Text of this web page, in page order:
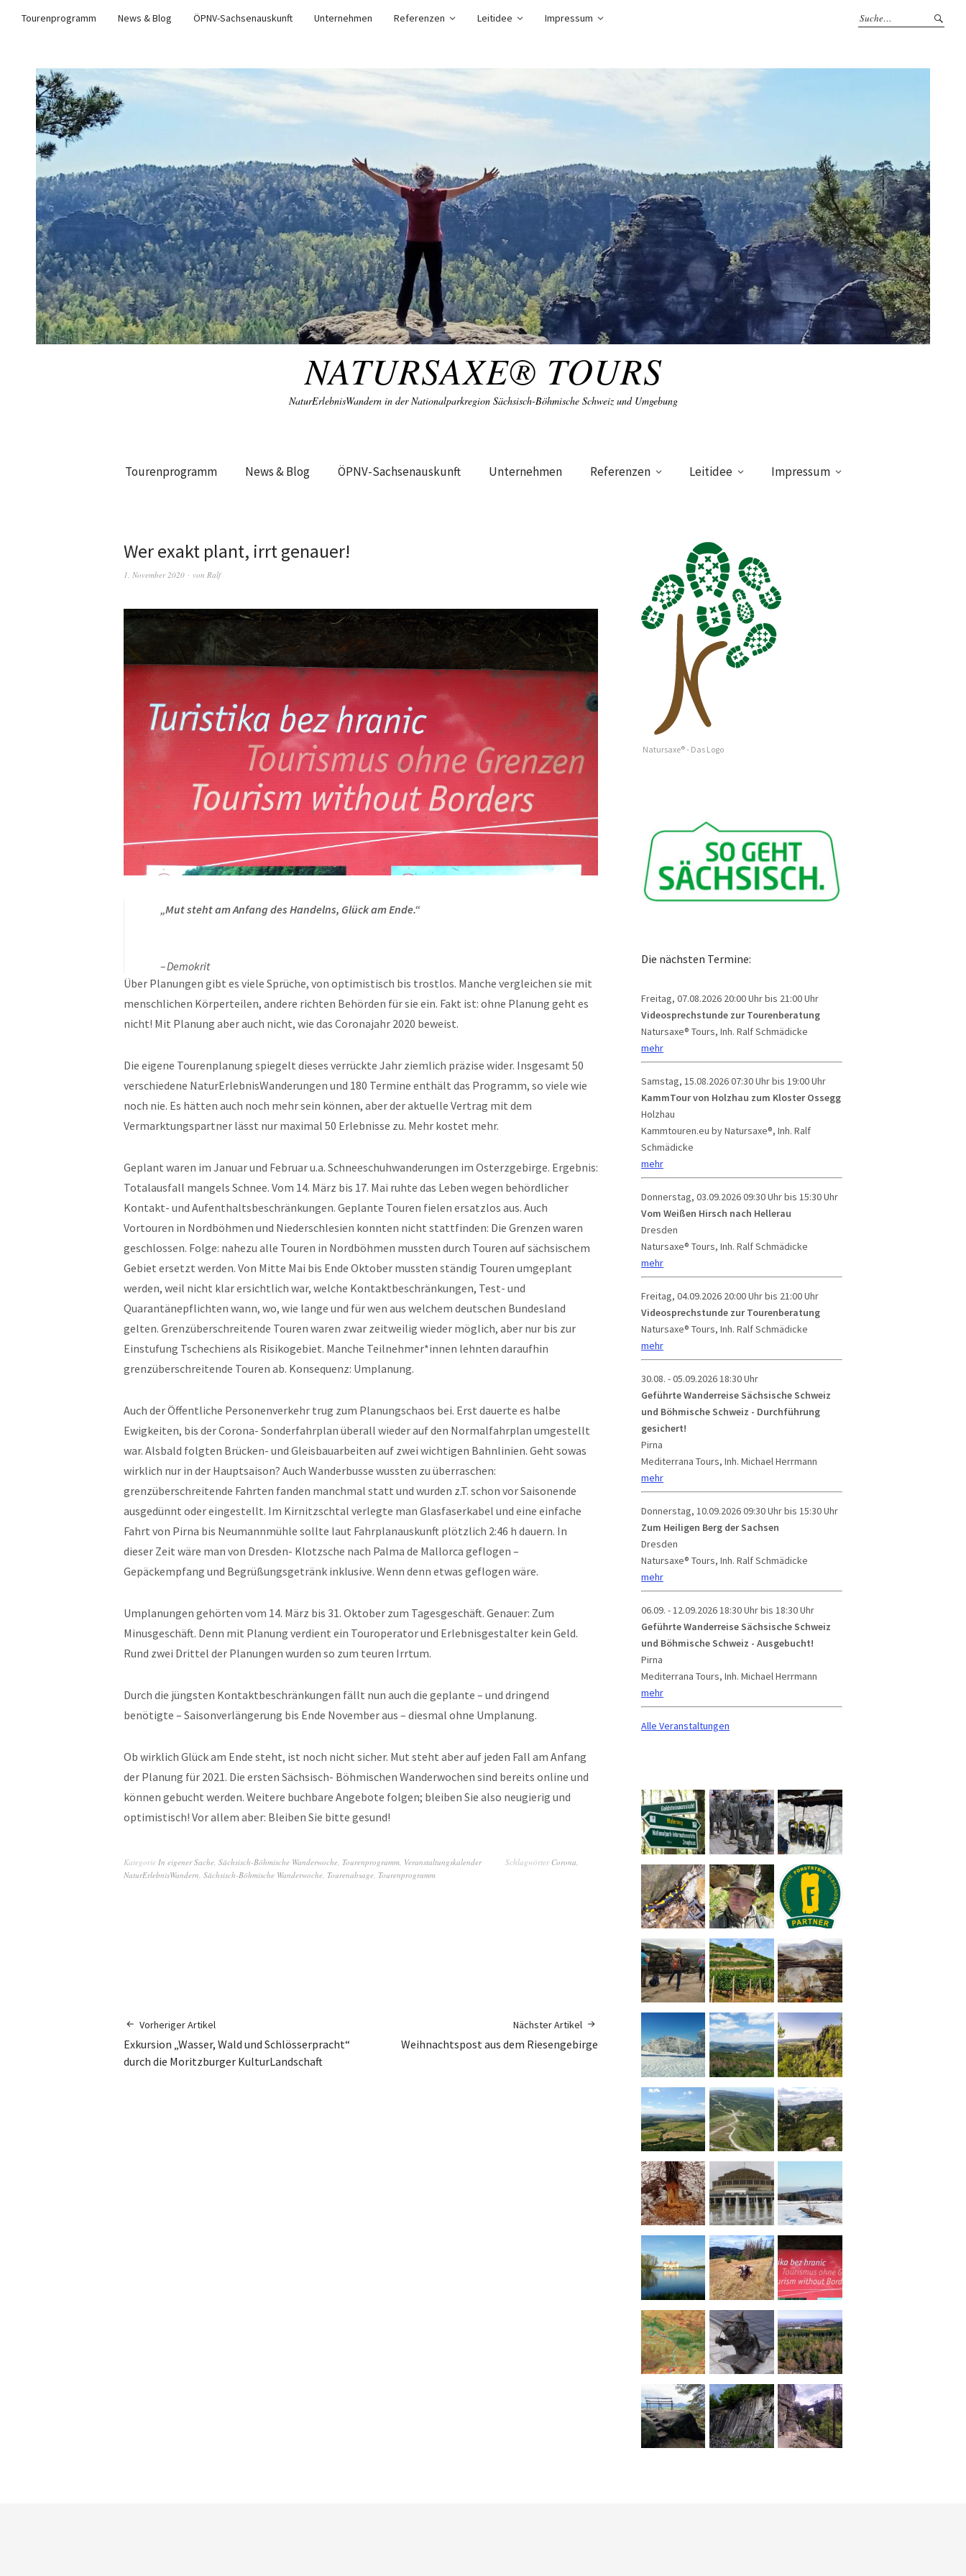
Tourenprogramm News & Blog ÖPNV-Sachsenauskunft Unternehmen Referenzen Leitidee Impressum
NATURSAXE® TOURS
NaturErlebnisWandern in der Nationalparkregion Sächsisch-Böhmische Schweiz und Umgebung
Tourenprogramm News & Blog ÖPNV-Sachsenauskunft Unternehmen Referenzen Leitidee Impressum
Wer exakt plant, irrt genauer!
1. November 2020 von Ralf
„Mut steht am Anfang des Handelns, Glück am Ende.“
Demokrit
Über Planungen gibt es viele Sprüche, von optimistisch bis trostlos. Manche vergleichen sie mit
menschlichen Körperteilen, andere richten Behörden für sie ein. Fakt ist: ohne Planung geht es
nicht! Mit Planung aber auch nicht, wie das Coronajahr 2020 beweist.
Die eigene Tourenplanung spiegelt dieses verrückte Jahr ziemlich präzise wider. Insgesamt 50
verschiedene NaturErlebnisWanderungen und 180 Termine enthält das Programm, so viele wie
noch nie. Es hätten auch noch mehr sein können, aber der aktuelle Vertrag mit dem
Vermarktungspartner lässt nur maximal 50 Erlebnisse zu. Mehr kostet mehr.
Geplant waren im Januar und Februar u.a. Schneeschuhwanderungen im Osterzgebirge. Ergebnis:
Totalausfall mangels Schnee. Vom 14. März bis 17. Mai ruhte das Leben wegen behördlicher
Kontakt- und Aufenthaltsbeschränkungen. Geplante Touren fielen ersatzlos aus. Auch
Vortouren in Nordböhmen und Niederschlesien konnten nicht stattfinden: Die Grenzen waren
geschlossen. Folge: nahezu alle Touren in Nordböhmen mussten durch Touren auf sächsischem
Gebiet ersetzt werden. Von Mitte Mai bis Ende Oktober mussten ständig Touren umgeplant
werden, weil nicht klar ersichtlich war, welche Kontaktbeschränkungen, Test- und
Quarantänepflichten wann, wo, wie lange und für wen aus welchem deutschen Bundesland
gelten. Grenzüberschreitende Touren waren zwar zeitweilig wieder möglich, aber nur bis zur
Einstufung Tschechiens als Risikogebiet. Manche Teilnehmer*innen lehnten daraufhin
grenzüberschreitende Touren ab. Konsequenz: Umplanung.
Auch der Öffentliche Personenverkehr trug zum Planungschaos bei. Erst dauerte es halbe
Ewigkeiten, bis der Corona- Sonderfahrplan überall wieder auf den Normalfahrplan umgestellt
war. Alsbald folgten Brücken- und Gleisbauarbeiten auf zwei wichtigen Bahnlinien. Geht sowas
wirklich nur in der Hauptsaison? Auch Wanderbusse wussten zu überraschen:
grenzüberschreitende Fahrten fanden manchmal statt und wurden z.T. schon vor Saisonende
ausgedünnt oder eingestellt. Im Kirnitzschtal verlegte man Glasfaserkabel und eine einfache
Fahrt von Pirna bis Neumannmühle sollte laut Fahrplanauskunft plötzlich 2:46 h dauern. In
dieser Zeit wäre man von Dresden- Klotzsche nach Palma de Mallorca geflogen –
Gepäckempfang und Begrüßungsgetränk inklusive. Wenn denn etwas geflogen wäre.
Umplanungen gehörten vom 14. März bis 31. Oktober zum Tagesgeschäft. Genauer: Zum
Minusgeschäft. Denn mit Planung verdient ein Touroperator und Erlebnisgestalter kein Geld.
Rund zwei Drittel der Planungen wurden so zum teuren Irrtum.
Durch die jüngsten Kontaktbeschränkungen fällt nun auch die geplante – und dringend
benötigte – Saisonverlängerung bis Ende November aus – diesmal ohne Umplanung.
Ob wirklich Glück am Ende steht, ist noch nicht sicher. Mut steht aber auf jeden Fall am Anfang
der Planung für 2021. Die ersten Sächsisch- Böhmischen Wanderwochen sind bereits online und
können gebucht werden. Weitere buchbare Angebote folgen; bleiben Sie also neugierig und
optimistisch! Vor allem aber: Bleiben Sie bitte gesund!
Kategorie In eigener Sache, Sächsisch-Böhmische Wanderwoche, Tourenprogramm, Veranstaltungskalender Schlagwörter Corona,
NaturErlebnisWandern, Sächsisch-Böhmische Wanderwoche, Tourenabsage, Tourenprogramm
Vorheriger Artikel
Exkursion „Wasser, Wald und Schlösserpracht“
durch die Moritzburger KulturLandschaft
Nächster Artikel
Weihnachtspost aus dem Riesengebirge
Natursaxe® - Das Logo
Die nächsten Termine:
Freitag, 07.08.2026 20:00 Uhr bis 21:00 Uhr
Videosprechstunde zur Tourenberatung
Natursaxe® Tours, Inh. Ralf Schmädicke
mehr
Samstag, 15.08.202607:30 Uhr bis 19:00 Uhr
KammTour von Holzhau zum Kloster Ossegg
Holzhau
Kammtouren.eu by Natursaxe®, Inh. Ralf
Schmädicke
mehr
Donnerstag, 03.09.202609:30 Uhr bis 15:30 Uhr
Vom Weißen Hirsch nach Hellerau
Dresden
Natursaxe® Tours, Inh. Ralf Schmädicke
mehr
Freitag, 04.09.2026 20:00 Uhr bis 21:00 Uhr
Videosprechstunde zur Tourenberatung
Natursaxe® Tours, Inh. Ralf Schmädicke
mehr
30.08. - 05.09.202618:30 Uhr
Geführte Wanderreise Sächsische Schweiz
und Böhmische Schweiz - Durchführung
gesichert!
Pirna
Mediterrana Tours, Inh. Michael Herrmann
mehr
Donnerstag, 10.09.202609:30 Uhr bis 15:30 Uhr
Zum Heiligen Berg der Sachsen
Dresden
Natursaxe® Tours, Inh. Ralf Schmädicke
mehr
06.09. - 12.09.202618:30 Uhr bis 18:30 Uhr
Geführte Wanderreise Sächsische Schweiz
und Böhmische Schweiz - Ausgebucht!
Pirna
Mediterrana Tours, Inh. Michael Herrmann
mehr
Alle Veranstaltungen